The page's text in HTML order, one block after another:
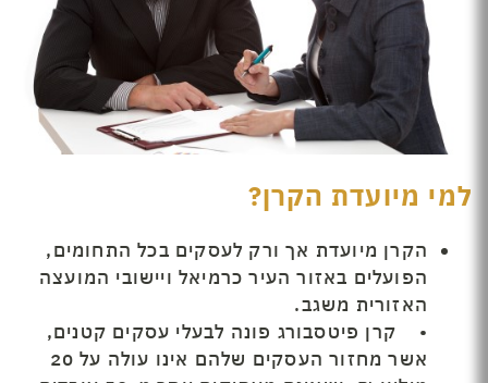
למי מיועדת הקרן?
הקרן מיועדת אך ורק לעסקים בכל התחומים,
הפועלים באזור העיר כרמיאל ויישובי המועצה
האזורית משגב.
• קרן פיטסבורג פונה לבעלי עסקים קטנים,
אשר מחזור העסקים שלהם אינו עולה על 20